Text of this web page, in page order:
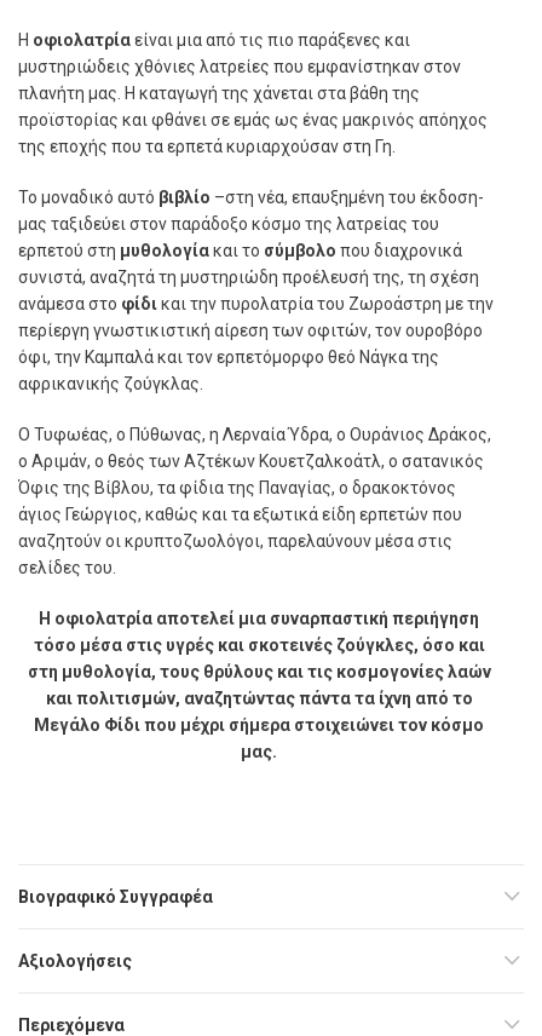
Η οφιολατρίαείναι μια από τις πιο παράξενες και
μυστηριώδεις χθόνιες λατρείες που εμφανίστηκαν στον
πλανήτη μας. Η καταγωγή της χάνεται στα βάθη της
προϊστορίας και φθάνει σε εμάς ως ένας μακρινός απόηχος
της εποχής που τα ερπετά κυριαρχούσαν στη Γη.
Το μοναδικό αυτό βιβλίο –στη νέα, επαυξημένη του έκδοση-
μας ταξιδεύει στον παράδοξο κόσμο της λατρείας του
ερπετού στη μυθολογίακαι το σύμβολο που διαχρονικά
συνιστά, αναζητά τη μυστηριώδη προέλευσή της, τη σχέση
ανάμεσα στο φίδικαι την πυρολατρία του Ζωροάστρη με την
περίεργη γνωστικιστική αίρεση των οφιτών, τον ουροβόρο
όφι, την Καμπαλά και τον ερπετόμορφο θεό Νάγκα της
αφρικανικής ζούγκλας.
Ο Τυφωέας, ο Πύθωνας, η Λερναία Ύδρα, ο Ουράνιος Δράκος,
ο Αριμάν, ο θεός των Αζτέκων Κουετζαλκοάτλ, ο σατανικός
Όφις της Βίβλου, τα φίδια της Παναγίας, ο δρακοκτόνος
άγιος Γεώργιος, καθώς και τα εξωτικά είδη ερπετών που
αναζητούν οι κρυπτοζωολόγοι, παρελαύνουν μέσα στις
σελίδες του.
Η οφιολατρία αποτελεί μια συναρπαστική περιήγηση
τόσο μέσα στις υγρές και σκοτεινές ζούγκλες, όσο και
στη μυθολογία, τους θρύλους και τις κοσμογονίες λαών
και πολιτισμών, αναζητώντας πάντα τα ίχνη από το
Μεγάλο Φίδι που μέχρι σήμερα στοιχειώνει τον κόσμο
μας.
Βιογραφικό Συγγραφέα
Αξιολογήσεις
Περιεχόμενα